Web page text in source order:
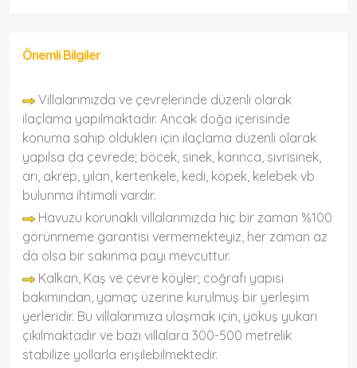
Önemli Bilgiler
Villalarımızda ve çevrelerinde düzenli olarak
ilaçlama yapılmaktadır. Ancak doğa içerisinde
konuma sahip olduklerı için ilaçlama düzenli olarak
yapılsa da çevrede; böcek, sinek, karınca, sivrisinek,
arı, akrep, yılan, kertenkele, kedi, köpek, kelebek vb
bulunma ihtimali vardır.
Havuzu korunaklı villalarımızda hiç bir zaman %100
görünmeme garantisi vermemekteyiz, her zaman az
da olsa bir sakınma payı mevcuttur.
Kalkan, Kaş ve çevre köyler; coğrafi yapısı
bakımından, yamaç üzerine kurulmuş bir yerleşim
yerleridir. Bu villalarımıza ulaşmak için, yokuş yukarı
çıkılmaktadır ve bazı villalara 300-500 metrelik
stabilize yollarla erişilebilmektedir.